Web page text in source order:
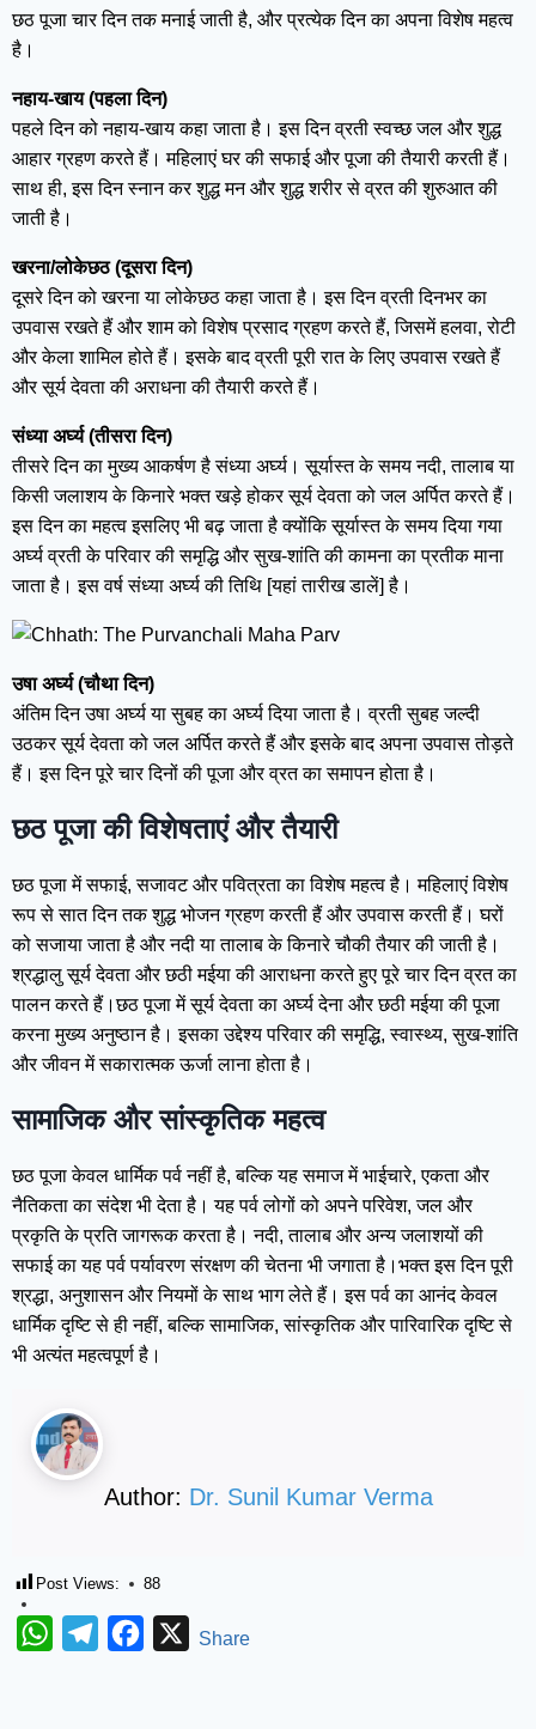
छठ पूजा चार दिन तक मनाई जाती है, और प्रत्येक दिन का अपना विशेष महत्व
है।
नहाय-खाय (पहला दिन)
पहले दिन को नहाय-खाय कहा जाता है। इस दिन व्रती स्वच्छ जल और शुद्ध
आहार ग्रहण करते हैं। महिलाएं घर की सफाई और पूजा की तैयारी करती हैं।
साथ ही, इस दिन स्नान कर शुद्ध मन और शुद्ध शरीर से व्रत की शुरुआत की
जाती है।
खरना/लोकेछठ (दूसरा दिन)
दूसरे दिन को खरना या लोकेछठ कहा जाता है। इस दिन व्रती दिनभर का
उपवास रखते हैं और शाम को विशेष प्रसाद ग्रहण करते हैं, जिसमें हलवा, रोटी
और केला शामिल होते हैं। इसके बाद व्रती पूरी रात के लिए उपवास रखते हैं
और सूर्य देवता की अराधना की तैयारी करते हैं।
संध्या अर्घ्य (तीसरा दिन)
तीसरे दिन का मुख्य आकर्षण है संध्या अर्घ्य। सूर्यास्त के समय नदी, तालाब या
किसी जलाशय के किनारे भक्त खड़े होकर सूर्य देवता को जल अर्पित करते हैं।
इस दिन का महत्व इसलिए भी बढ़ जाता है क्योंकि सूर्यास्त के समय दिया गया
अर्घ्य व्रती के परिवार की समृद्धि और सुख-शांति की कामना का प्रतीक माना
जाता है। इस वर्ष संध्या अर्घ्य की तिथि [यहां तारीख डालें] है।
उषा अर्घ्य (चौथा दिन)
अंतिम दिन उषा अर्घ्य या सुबह का अर्घ्य दिया जाता है। व्रती सुबह जल्दी
उठकर सूर्य देवता को जल अर्पित करते हैं और इसके बाद अपना उपवास तोड़ते
हैं। इस दिन पूरे चार दिनों की पूजा और व्रत का समापन होता है।
छठ पूजा की विशेषताएं और तैयारी
छठ पूजा में सफाई, सजावट और पवित्रता का विशेष महत्व है। महिलाएं विशेष
रूप से सात दिन तक शुद्ध भोजन ग्रहण करती हैं और उपवास करती हैं। घरों
को सजाया जाता है और नदी या तालाब के किनारे चौकी तैयार की जाती है।
श्रद्धालु सूर्य देवता और छठी मईया की आराधना करते हुए पूरे चार दिन व्रत का
पालन करते हैं।छठ पूजा में सूर्य देवता का अर्घ्य देना और छठी मईया की पूजा
करना मुख्य अनुष्ठान है। इसका उद्देश्य परिवार की समृद्धि, स्वास्थ्य, सुख-शांति
और जीवन में सकारात्मक ऊर्जा लाना होता है।
सामाजिक और सांस्कृतिक महत्व
छठ पूजा केवल धार्मिक पर्व नहीं है, बल्कि यह समाज में भाईचारे, एकता और
नैतिकता का संदेश भी देता है। यह पर्व लोगों को अपने परिवेश, जल और
प्रकृति के प्रति जागरूक करता है। नदी, तालाब और अन्य जलाशयों की
सफाई का यह पर्व पर्यावरण संरक्षण की चेतना भी जगाता है।भक्त इस दिन पूरी
श्रद्धा, अनुशासन और नियमों के साथ भाग लेते हैं। इस पर्व का आनंद केवल
धार्मिक दृष्टि से ही नहीं, बल्कि सामाजिक, सांस्कृतिक और पारिवारिक दृष्टि से
भी अत्यंत महत्वपूर्ण है।
Author: Dr. Sunil Kumar Verma
Post Views: 88
WhatsAppTelegramFacebook
XShare